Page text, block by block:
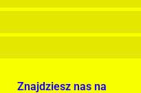
Znajdziesz nas na